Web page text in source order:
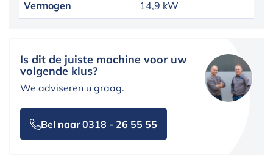
Vermogen 14,9 kW
Is dit de juiste machine voor uw
volgende klus?
We adviseren u graag.
Bel naar 0318 - 26 55 55